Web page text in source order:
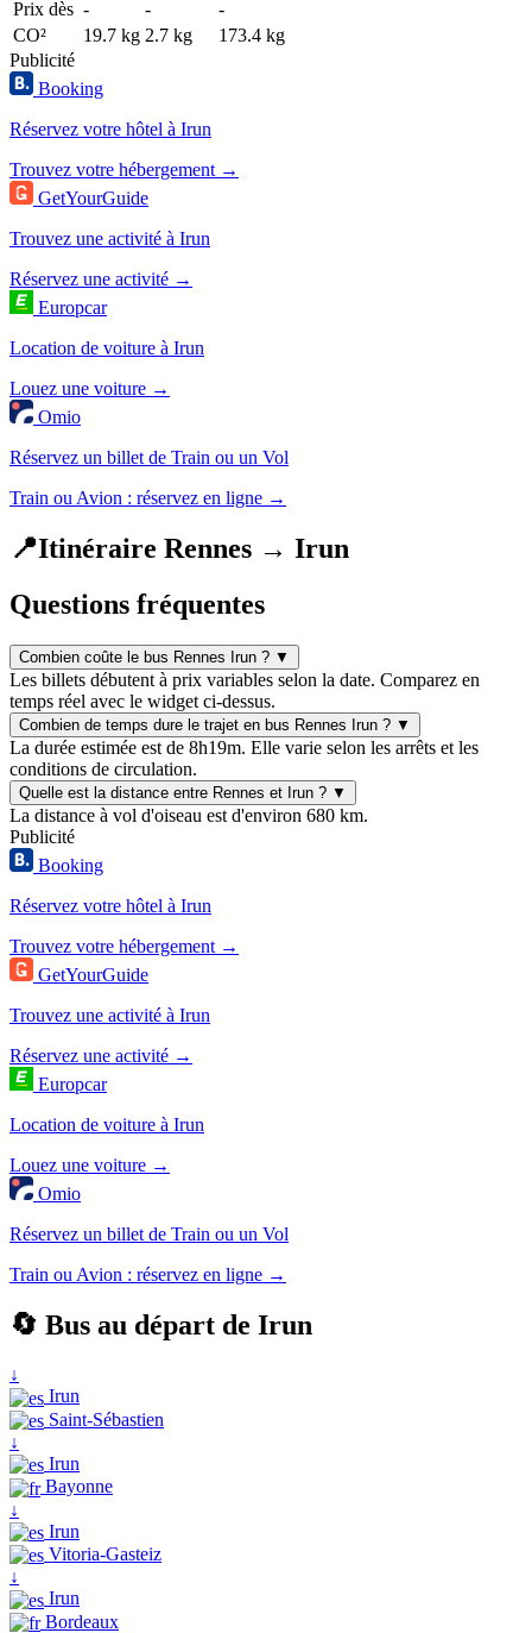
Prix dès - -
-
CO²
19.7 kg 2.7 kg
173.4 kg
Publicité
Booking
Réservez votre hôtel à Irun
Trouvez votre hébergement →
GetYourGuide
Trouvez une activité à Irun
Réservez une activité →
Europcar
Location de voiture à Irun
Louez une voiture →
Omio
Réservez un billet de Train ou un Vol
Train ou Avion : réservez en ligne →
📍Itinéraire Rennes → Irun
Questions fréquentes
Combien coûte le bus Rennes Irun ? ▼
Les billets débutent à prix variables selon la date. Comparez en
temps réel avec le widget ci-dessus.
Combien de temps dure le trajet en bus Rennes Irun ? ▼
La durée estimée est de 8h19m. Elle varie selon les arrêts et les
conditions de circulation.
Quelle est la distance entre Rennes et Irun ? ▼
La distance à vol d'oiseau est d'environ 680 km.
Publicité
Booking
Réservez votre hôtel à Irun
Trouvez votre hébergement →
GetYourGuide
Trouvez une activité à Irun
Réservez une activité →
Europcar
Location de voiture à Irun
Louez une voiture →
Omio
Réservez un billet de Train ou un Vol
Train ou Avion : réservez en ligne →
🔄 Bus au départ de Irun
↓
Irun
Saint-Sébastien
↓
Irun
Bayonne
↓
Irun
Vitoria-Gasteiz
↓
Irun
Bordeaux